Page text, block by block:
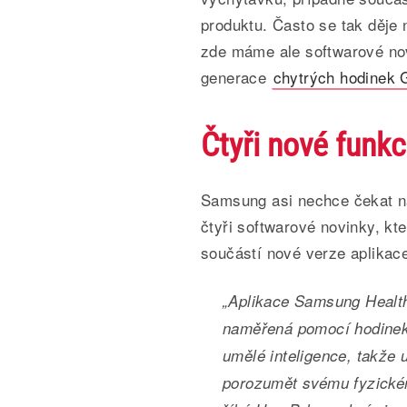
produktu. Často se tak
zde máme ale softwarové
generace chytrých hodinek
Čtyři nové
Samsung asi nechce čekat
čtyři softwarové novinky,
součástí nové verze
„Aplikace Samsung
naměřená pomocí
umělé inteligence, takže
porozumět svému